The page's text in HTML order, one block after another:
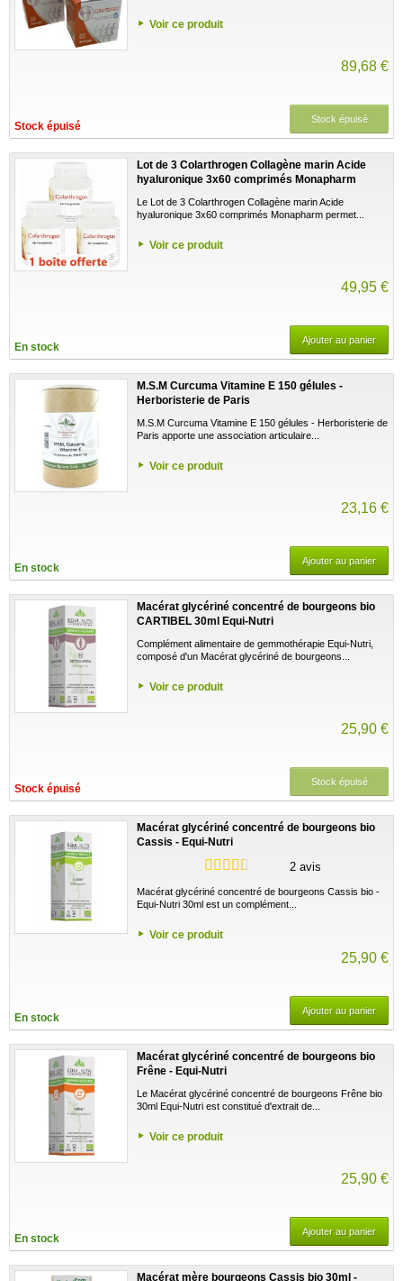
Voir ce produit
89,68 €
Stock épuisé
Stock épuisé
Lot de 3 Colarthrogen Collagène marin Acide
hyaluronique 3x60 comprimés Monapharm
Le Lot de 3 Colarthrogen Collagène marin Acide
hyaluronique 3x60 comprimés Monapharm permet...
Voir ce produit
49,95 €
En stock
Ajouter au panier
M.S.M Curcuma Vitamine E 150 gélules -
Herboristerie de Paris
M.S.M Curcuma Vitamine E 150 gélules - Herboristerie de
Paris apporte une association articulaire...
Voir ce produit
23,16 €
En stock
Ajouter au panier
Macérat glycériné concentré de bourgeons bio
CARTIBEL 30ml Equi-Nutri
Complément alimentaire de gemmothérapie Equi-Nutri,
composé d'un Macérat glycériné de bourgeons...
Voir ce produit
25,90 €
Stock épuisé
Stock épuisé
Macérat glycériné concentré de bourgeons bio
Cassis - Equi-Nutri
2 avis
Macérat glycériné concentré de bourgeons Cassis bio -
Equi-Nutri 30ml est un complément...
Voir ce produit
25,90 €
En stock
Ajouter au panier
Macérat glycériné concentré de bourgeons bio
Frêne - Equi-Nutri
Le Macérat glycériné concentré de bourgeons Frêne bio
30ml Equi-Nutri est constitué d'extrait de...
Voir ce produit
25,90 €
En stock
Ajouter au panier
Macérat mère bourgeons Cassis bio 30ml -